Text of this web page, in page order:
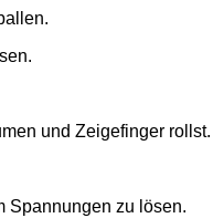
und Zeigefinger rollst.
Spannungen zu lösen.